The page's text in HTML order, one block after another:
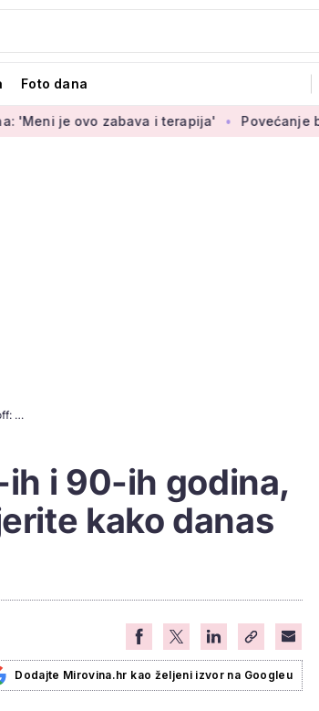
Foto dana
i terapija' Povećanje braniteljskih
[17.7.] Rođena ikona 80-ih i 90-ih godina, David Hasselhoff: Provjerite kako danas izgleda!
ih i 90-ih godina,
kako danas
Dodajte Mirovina.hr kao željeni izvor na Googleu